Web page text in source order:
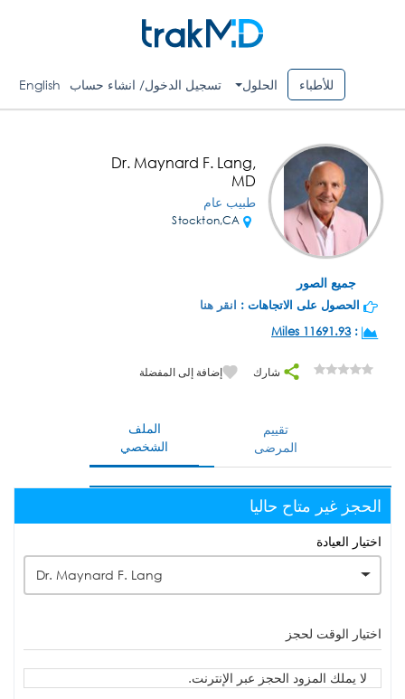
للأطباء الحلول تسجيل الدخول/ انشاء حساب English
جميع الصور
Dr. Maynard F. Lang,
MD
طبيب عام
الحصول على الاتجاهات : انقر هنا
:
11691.93 Miles
شارك إضافة إلى المفضلة
الملف
الشخصي
تقييم
المرضى
الحجز غير متاح حاليا
اختيار العيادة
Dr. Maynard F. Lang
اختيار الوقت لحجز
لا يملك المزود الحجز عبر الإنترنت.